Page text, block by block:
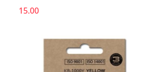
15.00